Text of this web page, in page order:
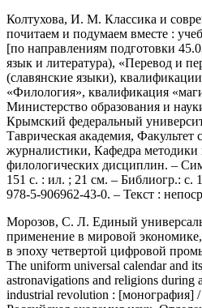
Колтухова, И. М. Классика и
почитаем и подумаем вместе :
[по направлениям подготовки
язык и литература), «Перевод и
(славянские языки),
«Филология», квалификация
Министерство образования и
Крымский федеральный
Таврическая академия, Факультет
журналистики, Кафедра методики
филологических дисциплин. –
151 с. : ил. ; 21 см. – Библиогр.: с.
978-5-906962-43-0. – Текст :
Морозов, С. Л. Единый
применение в мировой
в эпоху четвертой цифровой
The uniform universal calendar and
astronavigations and religions during
industrial revolution : [монография]